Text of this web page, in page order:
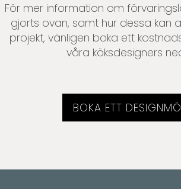
För mer information om
gjorts ovan, samt hur dessa kan
projekt, vänligen boka ett
våra köksdesigners
BOKA ETT